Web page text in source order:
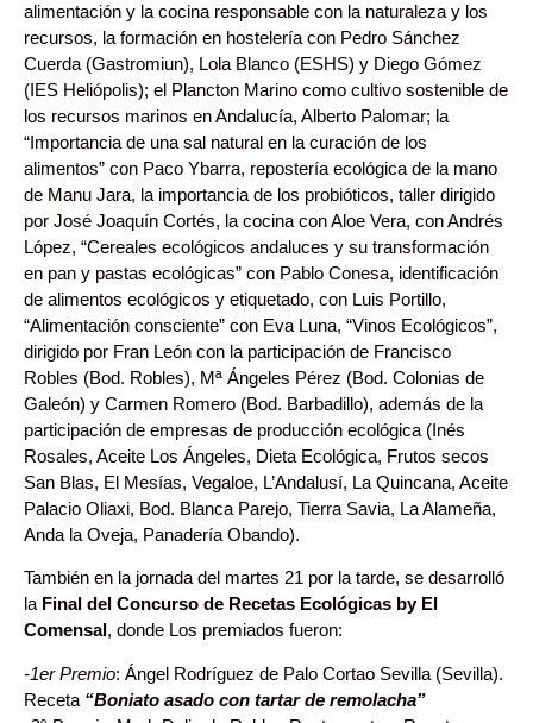
alimentación y la cocina responsable con la naturaleza y los
recursos, la formación en hostelería con Pedro Sánchez
Cuerda (Gastromiun), Lola Blanco (ESHS) y Diego Gómez
(IES Heliópolis); el Plancton Marino como cultivo sostenible de
los recursos marinos en Andalucía, Alberto Palomar; la
“Importancia de una sal natural en la curación de los
alimentos” con Paco Ybarra, repostería ecológica de la mano
de Manu Jara, la importancia de los probióticos, taller dirigido
por José Joaquín Cortés, la cocina con Aloe Vera, con Andrés
López, “Cereales ecológicos andaluces y su transformación
en pan y pastas ecológicas” con Pablo Conesa, identificación
de alimentos ecológicos y etiquetado, con Luis Portillo,
“Alimentación consciente” con Eva Luna, “Vinos Ecológicos”,
dirigido por Fran León con la participación de Francisco
Robles (Bod. Robles), Mª Ángeles Pérez (Bod. Colonias de
Galeón) y Carmen Romero (Bod. Barbadillo), además de la
participación de empresas de producción ecológica (Inés
Rosales, Aceite Los Ángeles, Dieta Ecológica, Frutos secos
San Blas, El Mesías, Vegaloe, L’Andalusí, La Quincana, Aceite
Palacio Oliaxi, Bod. Blanca Parejo, Tierra Savia, La Alameña,
Anda la Oveja, Panadería Obando).
También en la jornada del martes 21 por la tarde, se desarrolló
la Final del Concurso de Recetas Ecológicas by El
Comensal , donde Los premiados fueron:
-1er Premio: Ángel Rodríguez de Palo Cortao Sevilla (Sevilla).
Receta “Boniato asado con tartar de remolacha”